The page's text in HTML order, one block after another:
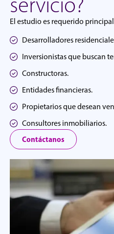
El estudio es requerido
Desarrolladores
Inversionistas que buscan
Constructoras.
Entidades financieras.
Propietarios que desean
Consultores inmobiliarios.
Contáctanos